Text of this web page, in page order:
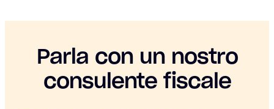
Parla con un nostro
consulente fiscale